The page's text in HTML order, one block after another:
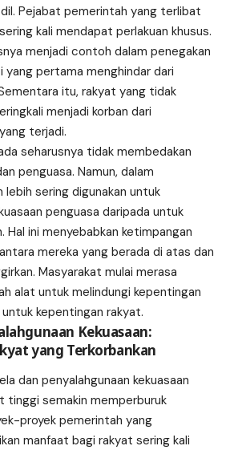
Pejabat pemerintah yang terlibat
kali mendapat perlakuan khusus.
menjadi contoh dalam penegakan
yang pertama menghindar dari
itu, rakyat yang tidak
menjadi korban dari
terjadi.
seharusnya tidak membedakan
penguasa. Namun, dalam
lebih sering digunakan untuk
penguasa daripada untuk
Hal ini menyebabkan ketimpangan
mereka yang berada di atas dan
Masyarakat mulai merasa
alat untuk melindungi kepentingan
kepentingan rakyat.
Kekuasaan:
yang Terkorbankan
dan penyalahgunaan kekuasaan
semakin memperburuk
proyek pemerintah yang
manfaat bagi rakyat sering kali